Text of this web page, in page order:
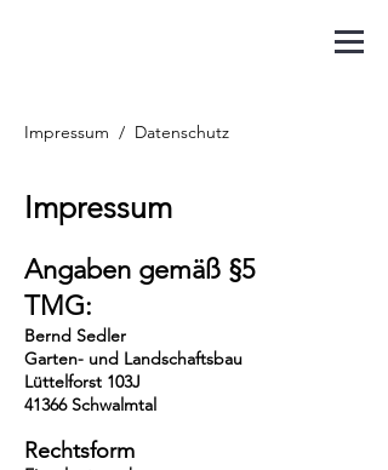
Impressum / Datenschutz
Impressum
Angaben gemäß §5
TMG:
Bernd Sedler
Garten- und Landschaftsbau
Lüttelforst 103J
41366 Schwalmtal
Rechtsform